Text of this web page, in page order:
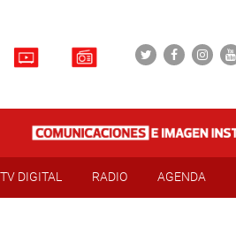
TV DIGITAL RADIO AGENDA